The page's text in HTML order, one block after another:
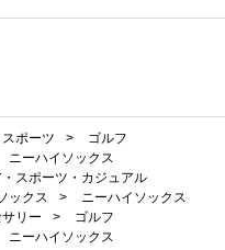
ポーツ >
ゴルフ
ニーハイソックス
・スポーツ・カジュアル
ックス >
ニーハイソックス
リー >
ゴルフ
ニーハイソックス